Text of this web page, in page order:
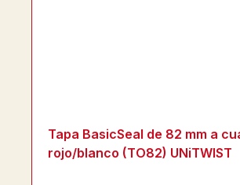
Tapa BasicSeal de 82 mm a
rojo/blanco (TO82) UNiTWIST